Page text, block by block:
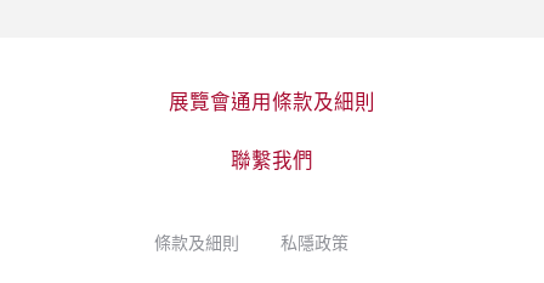
展覽會通用條款及細則
聯繫我們
條款及細則 私隱政策